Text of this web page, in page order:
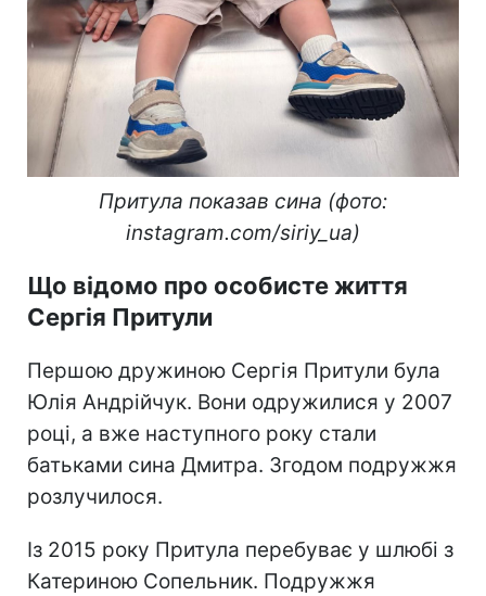
Притула показав сина (фото:
instagram.com/siriy_ua)
Що відомо про особисте життя
Сергія Притули
Першою дружиною Сергія Притули була
Юлія Андрійчук. Вони одружилися у 2007
році, а вже наступного року стали
батьками сина Дмитра. Згодом подружжя
розлучилося.
Із 2015 року Притула перебуває у шлюбі з
Катериною Сопельник. Подружжя